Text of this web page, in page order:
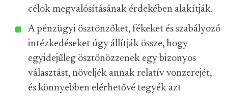
célok megvalósításának érdekében alakítják.
A pénzügyi ösztönzőket, fékeket és szabályozó
intézkedéseket úgy állítják össze, hogy
egyidejűleg ösztönözzenek egy bizonyos
választást, növeljék annak relatív vonzerejét,
és könnyebben elérhetővé tegyék azt